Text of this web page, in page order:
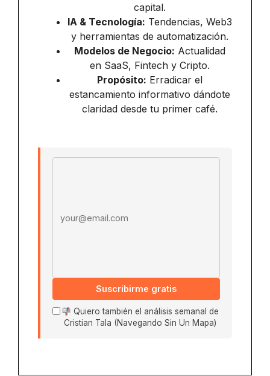
capital.
IA & Tecnología: Tendencias, Web3
y herramientas de automatización.
Modelos de Negocio: Actualidad
en SaaS, Fintech y Cripto.
Propósito: Erradicar el
estancamiento informativo dándote
claridad desde tu primer café.
Suscribirme gratis
Quiero también el análisis semanal de
Cristian Tala (Navegando Sin Un Mapa)